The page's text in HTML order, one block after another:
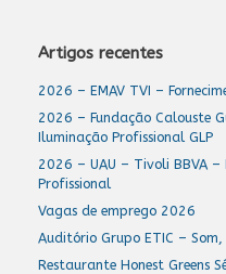
Artigos recentes
2026 – EMAV TVI –
2026 – Fundação Calouste
Iluminação Profissional GLP
2026 – UAU – Tivoli BBVA –
Profissional
Vagas de emprego 2026
Auditório Grupo ETIC –
Restaurante Honest Greens